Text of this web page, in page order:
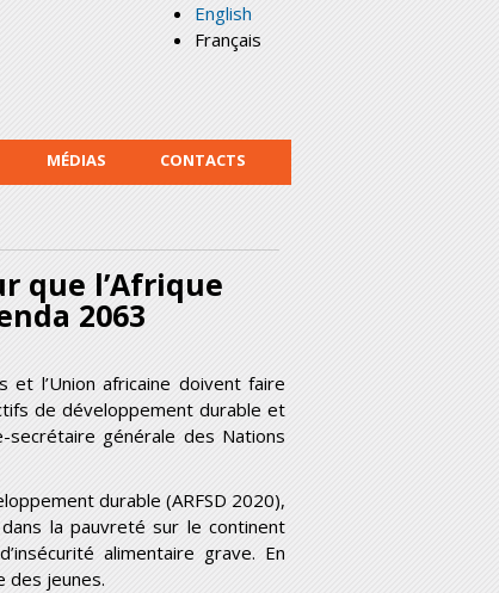
English
Français
MÉDIAS
CONTACTS
que l’Afrique
2063
l’Union africaine doivent faire
de développement durable et
secrétaire générale des Nations
durable (ARFSD 2020),
la pauvreté sur le continent
alimentaire grave. En
des jeunes.